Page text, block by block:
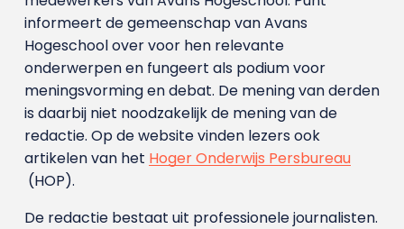
informeert de gemeenschap van Avans
Hogeschool over voor hen relevante
onderwerpen en fungeert als podium voor
meningsvorming en debat. De mening van derden
is daarbij niet noodzakelijk de mening van de
redactie. Op de website vinden lezers ook
artikelen van het Hoger Onderwijs Persbureau
(HOP).
De redactie bestaat uit professionele journalisten.